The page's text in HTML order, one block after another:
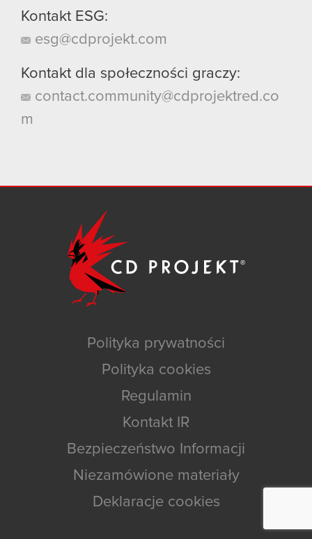
Kontakt ESG:
esg@cdprojekt.com
Kontakt dla społeczności graczy:
contact.community@cdprojektred.co
m
Polityka prywatności
Polityka cookies
Regulamin
Kontakt IR
Bezpieczeństwo Informacji
Niezamówione materiały
Deklaracje cookies